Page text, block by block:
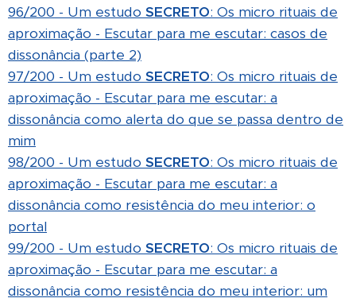
96/200 - Um estudo SECRETO: Os micro rituais de
aproximação - Escutar para me escutar: casos de
dissonância (parte 2)
97/200 - Um estudo SECRETO: Os micro rituais de
aproximação - Escutar para me escutar: a
dissonância como alerta do que se passa dentro de
mim
98/200 - Um estudo SECRETO: Os micro rituais de
aproximação - Escutar para me escutar: a
dissonância como resistência do meu interior: o
portal
99/200 - Um estudo SECRETO: Os micro rituais de
aproximação - Escutar para me escutar: a
dissonância como resistência do meu interior: um